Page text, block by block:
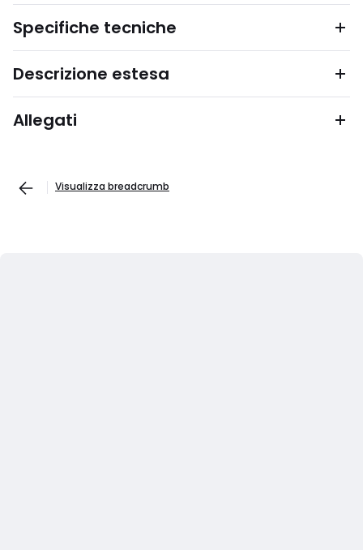
Specifiche tecniche
Descrizione estesa
Allegati
Visualizza breadcrumb